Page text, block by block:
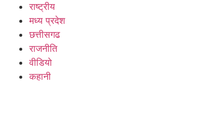
राष्ट्रीय
मध्य प्रदेश
छत्तीसगढ
राजनीति
वीडियो
कहानी